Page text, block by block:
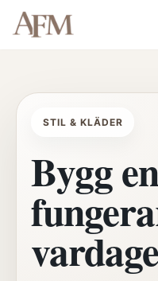
STIL & KLÄDER
Bygg